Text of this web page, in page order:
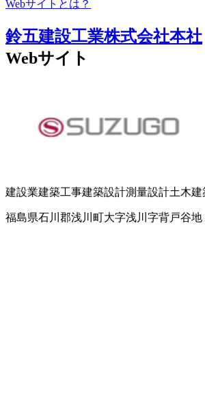
Webサイトとは？
鈴五建設工業株式会社本社
Webサイト
建設業建築工事建築設計測量設計土木
福島県石川郡浅川町大字浅川字背戸谷地